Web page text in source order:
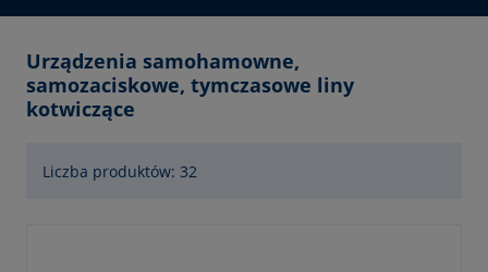
Urządzenia samohamowne,
samozaciskowe, tymczasowe liny
kotwiczące
Liczba produktów: 32